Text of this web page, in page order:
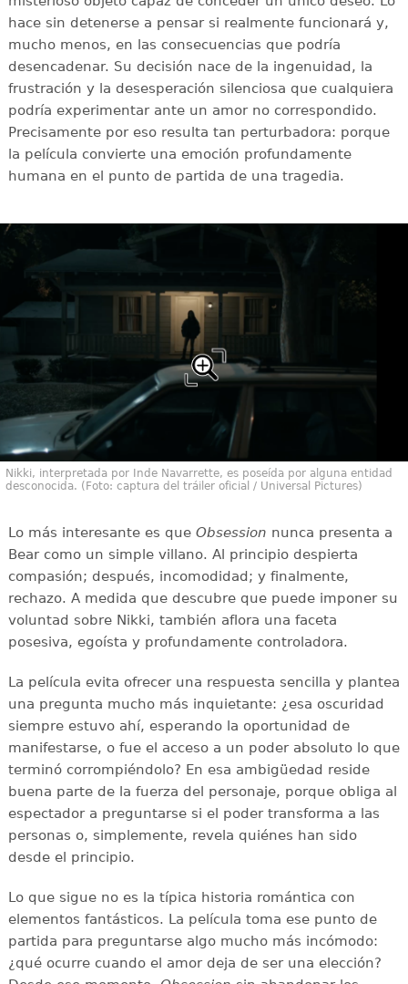
hace sin detenerse a pensar si realmente funcionará y,
mucho menos, en las consecuencias que podría
desencadenar. Su decisión nace de la ingenuidad, la
frustración y la desesperación silenciosa que cualquiera
podría experimentar ante un amor no correspondido.
Precisamente por eso resulta tan perturbadora: porque
la película convierte una emoción profundamente
humana en el punto de partida de una tragedia.
Nikki, interpretada por Inde Navarrette, es poseída por alguna entidad
desconocida. (Foto: captura del tráiler oficial / Universal Pictures)
Lo más interesante es que Obsession nunca presenta a
Bear como un simple villano. Al principio despierta
compasión; después, incomodidad; y finalmente,
rechazo. A medida que descubre que puede imponer su
voluntad sobre Nikki, también aflora una faceta
posesiva, egoísta y profundamente controladora.
La película evita ofrecer una respuesta sencilla y plantea
una pregunta mucho más inquietante: ¿esa oscuridad
siempre estuvo ahí, esperando la oportunidad de
manifestarse, o fue el acceso a un poder absoluto lo que
terminó corrompiéndolo? En esa ambigüedad reside
buena parte de la fuerza del personaje, porque obliga al
espectador a preguntarse si el poder transforma a las
personas o, simplemente, revela quiénes han sido
desde el principio.
Lo que sigue no es la típica historia romántica con
elementos fantásticos. La película toma ese punto de
partida para preguntarse algo mucho más incómodo:
¿qué ocurre cuando el amor deja de ser una elección?